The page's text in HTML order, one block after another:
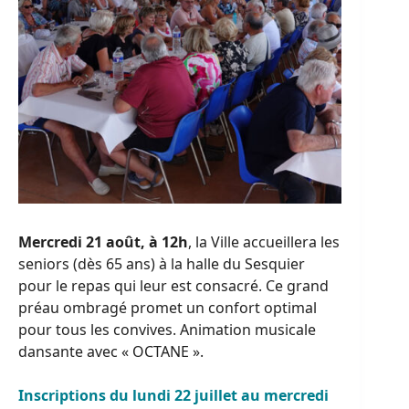
Mercredi 21 août, à 12h, la Ville accueillera les
seniors (dès 65 ans) à la halle du Sesquier
pour le repas qui leur est consacré. Ce grand
préau ombragé promet un confort optimal
pour tous les convives. Animation musicale
dansante avec « OCTANE ».
Inscriptions du lundi 22 juillet au mercredi